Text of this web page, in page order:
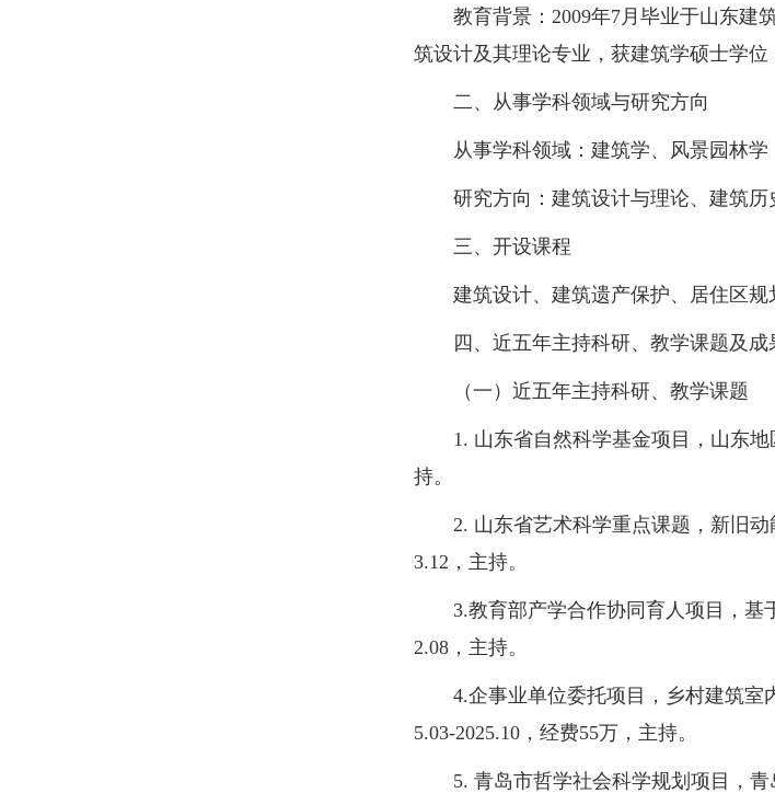
教育背景：2009年7月毕业于山东建筑
筑设计及其理论专业，获建筑学硕士学位
二、从事学科领域与研究方向
从事学科领域：建筑学、风景园林学
研究方向：建筑设计与理论、建筑历
三、开设课程
建筑设计、建筑遗产保护、居住区规
四、近五年主持科研、教学课题及成
（一）近五年主持科研、教学课题
1. 山东省自然科学基金项目，山东地
持。
2. 山东省艺术科学重点课题，新旧动
3.12，主持。
3.教育部产学合作协同育人项目，基
2.08，主持。
4.企事业单位委托项目，乡村建筑室
5.03-2025.10，经费55万，主持。
5. 青岛市哲学社会科学规划项目，青